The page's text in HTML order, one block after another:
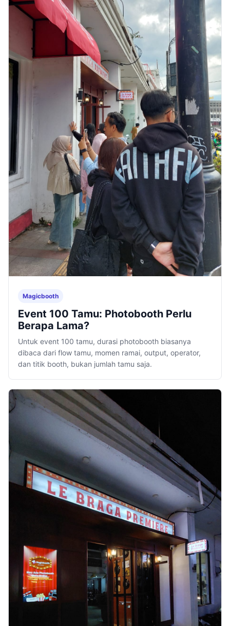
Magicbooth
Event 100 Tamu: Photobooth Perlu
Berapa Lama?
Untuk event 100 tamu, durasi photobooth biasanya
dibaca dari flow tamu, momen ramai, output, operator,
dan titik booth, bukan jumlah tamu saja.